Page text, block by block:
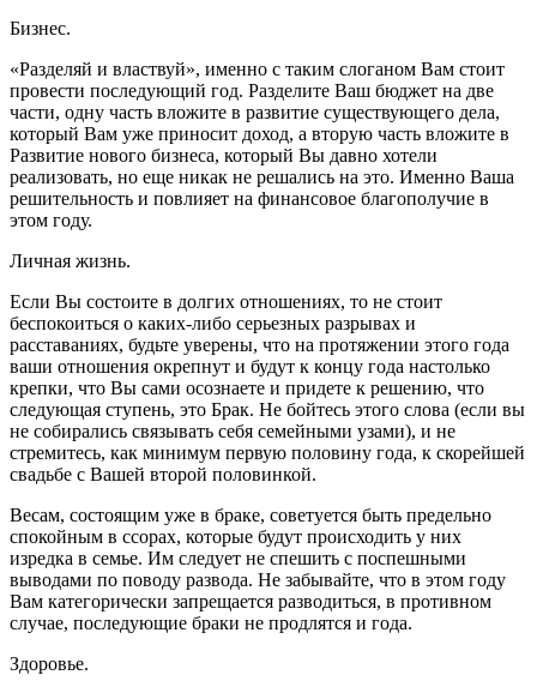
Бизнес.
«Разделяй и властвуй», именно с таким слоганом Вам стоит
провести последующий год. Разделите Ваш бюджет на две
части, одну часть вложите в развитие существующего дела,
который Вам уже приносит доход, а вторую часть вложите в
Развитие нового бизнеса, который Вы давно хотели
реализовать, но еще никак не решались на это. Именно Ваша
решительность и повлияет на финансовое благополучие в
этом году.
Личная жизнь.
Если Вы состоите в долгих отношениях, то не стоит
беспокоиться о каких-либо серьезных разрывах и
расставаниях, будьте уверены, что на протяжении этого года
ваши отношения окрепнут и будут к концу года настолько
крепки, что Вы сами осознаете и придете к решению, что
следующая ступень, это Брак. Не бойтесь этого слова (если вы
не собирались связывать себя семейными узами), и не
стремитесь, как минимум первую половину года, к скорейшей
свадьбе с Вашей второй половинкой.
Весам, состоящим уже в браке, советуется быть предельно
спокойным в ссорах, которые будут происходить у них
изредка в семье. Им следует не спешить с поспешными
выводами по поводу развода. Не забывайте, что в этом году
Вам категорически запрещается разводиться, в противном
случае, последующие браки не продлятся и года.
Здоровье.